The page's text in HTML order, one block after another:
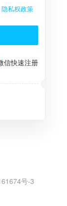
隐私权政策
信快速注册
号-3